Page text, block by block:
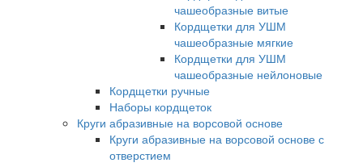
чашеобразные витые
Кордщетки для УШМ
чашеобразные мягкие
Кордщетки для УШМ
чашеобразные нейлоновые
Кордщетки ручные
Наборы кордщеток
Круги абразивные на ворсовой основе
Круги абразивные на ворсовой основе с
отверстием